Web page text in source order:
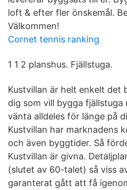
loft & efter fler önskemål.
Välkommen!
Cornet tennis ranking
1 1 2 planshus. Fjällstuga.
Kustvillan är helt enkelt det
dig som vill bygga fjällstuga
vänta alldeles för länge på
Kustvillan har marknadens
och även byggtider. Så
Kustvillan är givna.
(slutet av 60-talet) så viss
garanterat gått att få